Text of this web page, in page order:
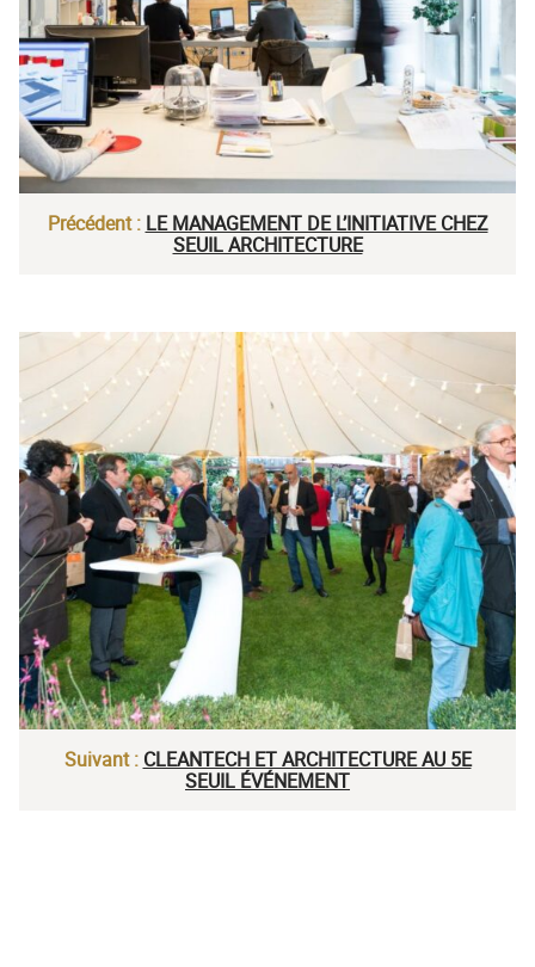
Précédent : LE MANAGEMENT DE L’INITIATIVE CHEZ
SEUIL ARCHITECTURE
Suivant : CLEANTECH ET ARCHITECTURE AU 5E
SEUIL ÉVÉNEMENT